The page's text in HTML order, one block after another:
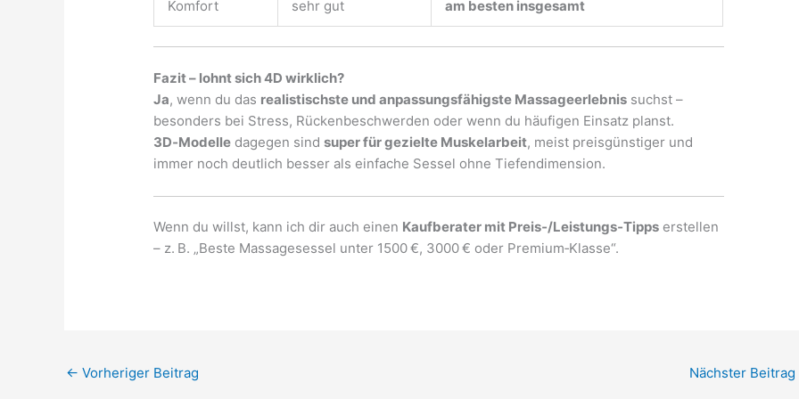
Komfort sehr gut am besten insgesamt
Fazit – lohnt sich 4D wirklich?
Ja, wenn du das realistischste und anpassungsfähigste Massageerlebnis suchst –
besonders bei Stress, Rückenbeschwerden oder wenn du häufigen Einsatz planst.
3D‑Modelle dagegen sindsuper für gezielte Muskelarbeit, meist preisgünstiger und
immer noch deutlich besser als einfache Sessel ohne Tiefendimension.
Wenn du willst, kann ich dir auch einen Kaufberater mit Preis‑/Leistungs‑Tipps erstellen
– z. B. „Beste Massagesessel unter 1500 €, 3000 € oder Premium‑Klasse“.
← Vorheriger Beitrag Nächster Beitrag